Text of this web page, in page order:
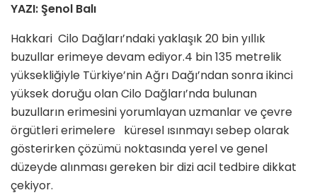
YAZI: Şenol Balı
Hakkari Cilo Dağları’ndaki yaklaşık 20 bin yıllık
buzullar erimeye devam ediyor.4 bin 135 metrelik
yüksekliğiyle Türkiye’nin Ağrı Dağı’ndan sonra ikinci
yüksek doruğu olan Cilo Dağları’nda bulunan
buzulların erimesini yorumlayan uzmanlar ve çevre
örgütleri erimelere küresel ısınmayı sebep olarak
gösterirken çözümü noktasında yerel ve genel
düzeyde alınması gereken bir dizi acil tedbire dikkat
çekiyor.